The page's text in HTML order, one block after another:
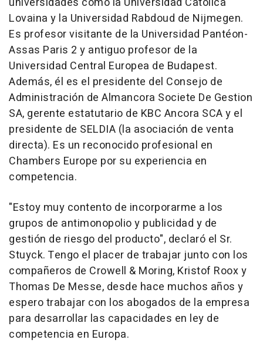
Lovaina y la Universidad Rabdoud de Nijmegen.
Es profesor visitante de la Universidad Pantéon-
Assas Paris 2 y antiguo profesor de la
Universidad Central Europea de Budapest.
Además, él es el presidente del Consejo de
Administración de Almancora Societe De Gestion
SA, gerente estatutario de KBC Ancora SCA y el
presidente de SELDIA (la asociación de venta
directa). Es un reconocido profesional en
Chambers Europe por su experiencia en
competencia.
"Estoy muy contento de incorporarme a los
grupos de antimonopolio y publicidad y de
gestión de riesgo del producto", declaró el Sr.
Stuyck. Tengo el placer de trabajar junto con los
compañeros de Crowell & Moring, Kristof Roox y
Thomas De Messe, desde hace muchos años y
espero trabajar con los abogados de la empresa
para desarrollar las capacidades en ley de
competencia en Europa.